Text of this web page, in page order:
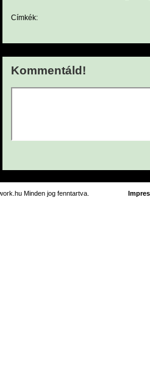
Címkék:
Kommentáld!
Minden jog fenntartva.